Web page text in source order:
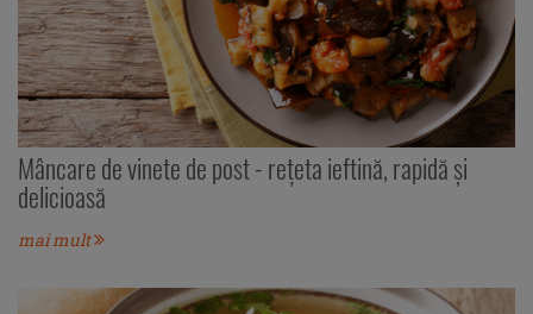
Mâncare de vinete de post - rețeta ieftină, rapidă și
delicioasă
mai mult